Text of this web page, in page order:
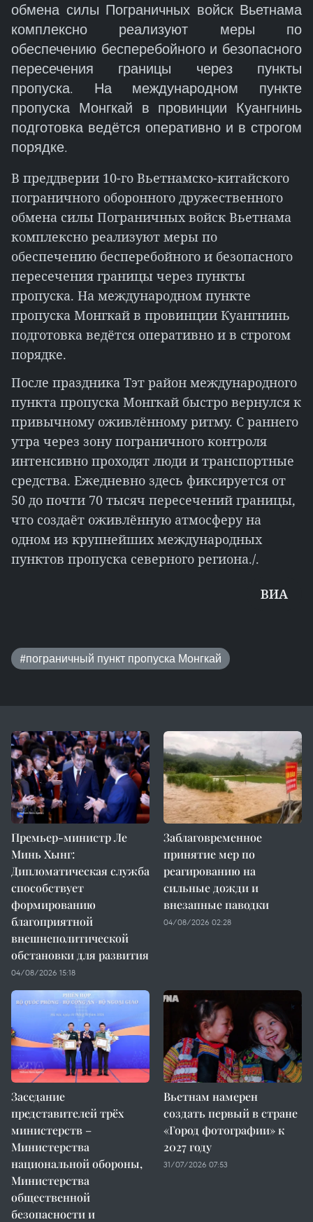
обмена силы Пограничных войск Вьетнама
комплексно реализуют меры по
обеспечению бесперебойного и безопасного
пересечения границы через пункты
пропуска. На международном пункте
пропуска Монгкай в провинции Куангнинь
подготовка ведётся оперативно и в строгом
порядке.
В преддверии 10-го Вьетнамско-китайского
пограничного оборонного дружественного
обмена силы Пограничных войск Вьетнама
комплексно реализуют меры по
обеспечению бесперебойного и безопасного
пересечения границы через пункты
пропуска. На международном пункте
пропуска Монгкай в провинции Куангнинь
подготовка ведётся оперативно и в строгом
порядке.
После праздника Тэт район международного
пункта пропуска Монгкай быстро вернулся к
привычному оживлённому ритму. С раннего
утра через зону пограничного контроля
интенсивно проходят люди и транспортные
средства. Ежедневно здесь фиксируется от
50 до почти 70 тысяч пересечений границы,
что создаёт оживлённую атмосферу на
одном из крупнейших международных
пунктов пропуска северного региона./.
ВИА
#пограничный пункт пропуска Монгкай
Премьер-министр Ле
Минь Хынг:
Дипломатическая служба
способствует
формированию
благоприятной
внешнеполитической
обстановки для развития
04/08/2026 15:18
Заблаговременное
принятие мер по
реагированию на
сильные дожди и
внезапные паводки
04/08/2026 02:28
Заседание
представителей трёх
министерств –
Министерства
национальной обороны,
Министерства
общественной
безопасности и
Вьетнам намерен
создать первый в стране
«Город фотографии» к
2027 году
31/07/2026 07:53